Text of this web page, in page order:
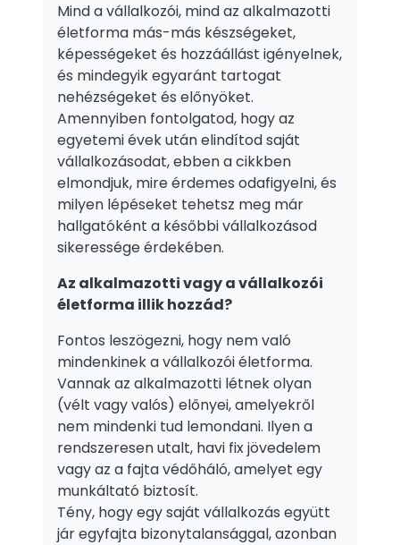
Mind a vállalkozói, mind az alkalmazotti
életforma más-más készségeket,
képességeket és hozzáállást igényelnek,
és mindegyik egyaránt tartogat
nehézségeket és előnyöket.
Amennyiben fontolgatod, hogy az
egyetemi évek után elindítod saját
vállalkozásodat, ebben a cikkben
elmondjuk, mire érdemes odafigyelni, és
milyen lépéseket tehetsz meg már
hallgatóként a későbbi vállalkozásod
sikeressége érdekében.
Az alkalmazotti vagy a vállalkozói
életforma illik hozzád?
Fontos leszögezni, hogy nem való
mindenkinek a vállalkozói életforma.
Vannak az alkalmazotti létnek olyan
(vélt vagy valós) előnyei, amelyekről
nem mindenki tud lemondani. Ilyen a
rendszeresen utalt, havi fix jövedelem
vagy az a fajta védőháló, amelyet egy
munkáltató biztosít.
Tény, hogy egy saját vállalkozás együtt
jár egyfajta bizonytalansággal, azonban